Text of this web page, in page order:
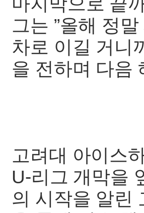
그는 ”올해 정
차로 이길 거니
을 전하며 다음
고려대 아이스
U-리그 개막을
의 시작을 알린